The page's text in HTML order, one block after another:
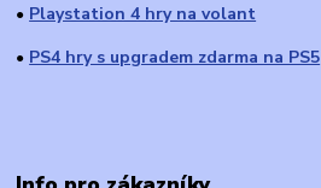
● Playstation 4 hry na volant
● PS4 hry s upgradem zdarma na PS5